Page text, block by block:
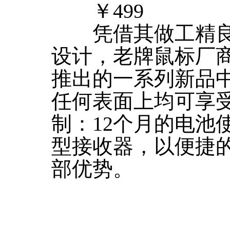
￥499
凭借其做工精良
设计，老牌鼠标厂
推出的一系列新品
任何表面上均可享
制：12个月的电池
型接收器，以便捷
部优势。